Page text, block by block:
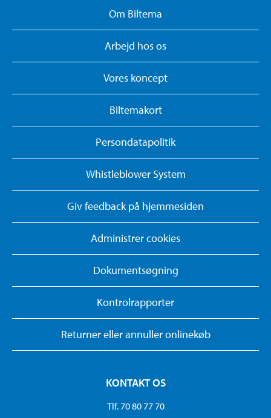
Om Biltema
Arbejd hos os
Vores koncept
Biltemakort
Persondatapolitik
Whistleblower System
Giv feedback på hjemmesiden
Administrer cookies
Dokumentsøgning
Kontrolrapporter
Returner eller annuller onlinekøb
KONTAKT OS
Tlf. 70 80 77 70